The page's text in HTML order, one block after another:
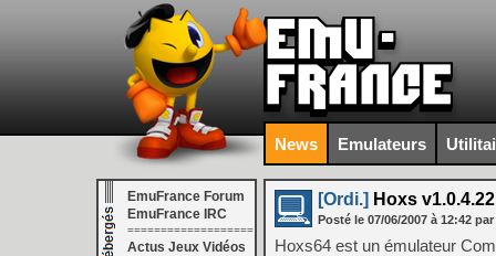
News Emulateurs
EmuFrance Forum
EmuFrance IRC
===================
Actus Jeux Vidéos
[Ordi.] Hoxs v1.0.4.22
Posté le 07/06/2007 à 12:42 par
Hoxs64 est un émulateur